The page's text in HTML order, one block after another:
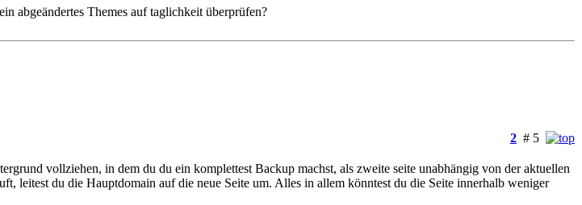
abgeändertes Themes auf taglichkeit überprüfen?
2 # 5
vollziehen, in dem du du ein komplettest Backup machst, als zweite seite unabhängig von der aktuellen
leitest du die Hauptdomain auf die neue Seite um. Alles in allem könntest du die Seite innerhalb weniger